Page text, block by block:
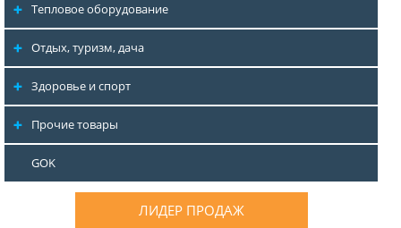
Тепловое оборудование
Отдых, туризм, дача
Здоровье и спорт
Прочие товары
GOK
ЛИДЕР ПРОДАЖ